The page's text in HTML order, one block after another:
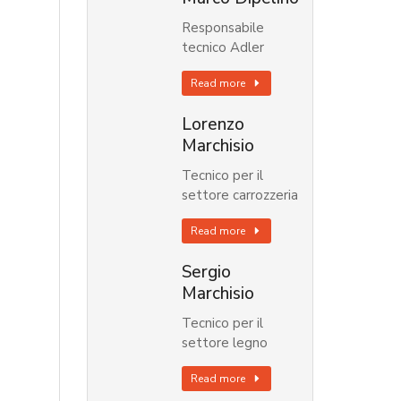
Responsabile
tecnico Adler
Read more
Lorenzo
Marchisio
Tecnico per il
settore carrozzeria
Read more
Sergio
Marchisio
Tecnico per il
settore legno
Read more